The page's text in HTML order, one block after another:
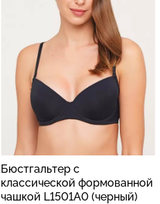
Бюстгальтер с
классической формованной
чашкой L1501A0 (черный)